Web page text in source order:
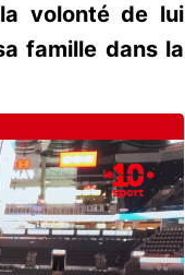
volonté de lui
famille dans la